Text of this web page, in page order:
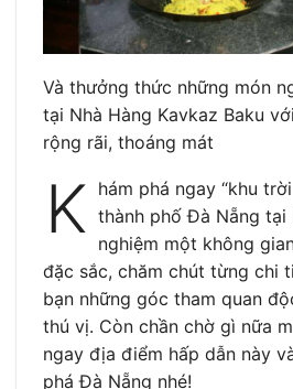
Và thưởng thức những món
tại Nhà Hàng Kavkaz Baku
rộng rãi, thoáng mát
K hám phá ngay “khu
thành phố Đà Nẵng tại
nghiệm một không
đặc sắc, chăm chút từng chi
bạn những góc tham quan
thú vị. Còn chần chờ gì nữa
ngay địa điểm hấp dẫn này
phá Đà Nẵng nhé!